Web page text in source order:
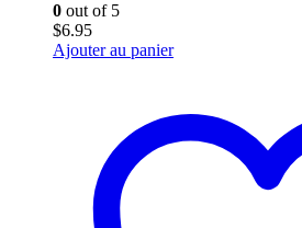
0 out of 5
$6.95
Ajouter au panier